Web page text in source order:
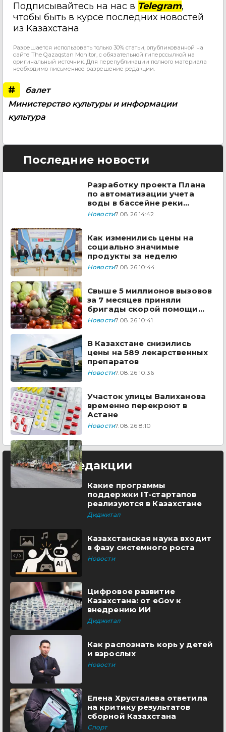
Подписывайтесь на нас в Telegram,
чтобы быть в курсе последних новостей
из Казахстана
Разрешается использовать только 30% статьи, опубликованной на
сайте The Qazaqstan Monitor, с обязательной гиперссылкой на
оригинальный источник. Для перепубликации полного материала
необходимо письменное разрешение редакции.
#
балет
Министерство культуры и информации
культура
Последние новости
Разработку проекта Плана
по автоматизации учета
воды в бассейне реки
Сырдарья одобрили
Новости7.08.26 14:42
Как изменились цены на
социально значимые
продукты за неделю
Новости7.08.26 10:44
Свыше 5 миллионов вызовов
за 7 месяцев приняли
бригады скорой помощи
Казахстана
Новости7.08.26 10:41
В Казахстане снизились
цены на 589 лекарственных
препаратов
Новости7.08.26 10:36
Участок улицы Валиханова
временно перекроют в
Астане
Новости7.08.26 8:10
Выбор редакции
Какие программы
поддержки IT-стартапов
реализуются в Казахстане
Диджитал
Казахстанская наука входит
в фазу системного роста
Новости
Цифровое развитие
Казахстана: от eGov к
внедрению ИИ
Диджитал
Как распознать корь у детей
и взрослых
Новости
Елена Хрусталева ответила
на критику результатов
сборной Казахстана
Спорт